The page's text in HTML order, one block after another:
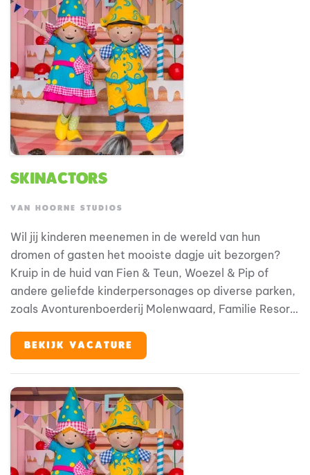
Skinactors
VAN HOORNE STUDIOS
Wil jij kinderen meenemen in de wereld van hun
dromen of gasten het mooiste dagje uit bezorgen?
Kruip in de huid van Fien & Teun, Woezel & Pip of
andere geliefde kinderpersonages op diverse parken,
zoals Avonturenboerderij Molenwaard, Familie Resort
Tovertuin, maar ook op andere (internationale)
locaties. Zit je vol ambitie? En ben je op zoek naar
BEKIJK VACATURE